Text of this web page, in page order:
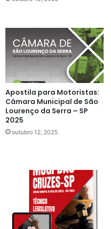
Apostila para Motoristas:
Câmara Municipal de São
Lourenço da Serra – SP
2025
outubro 12, 2025